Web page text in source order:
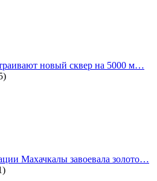
новый сквер на 5000 м…
Махачкалы завоевала золото…